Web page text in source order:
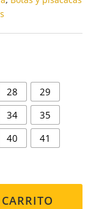
28
29
34
35
40 41